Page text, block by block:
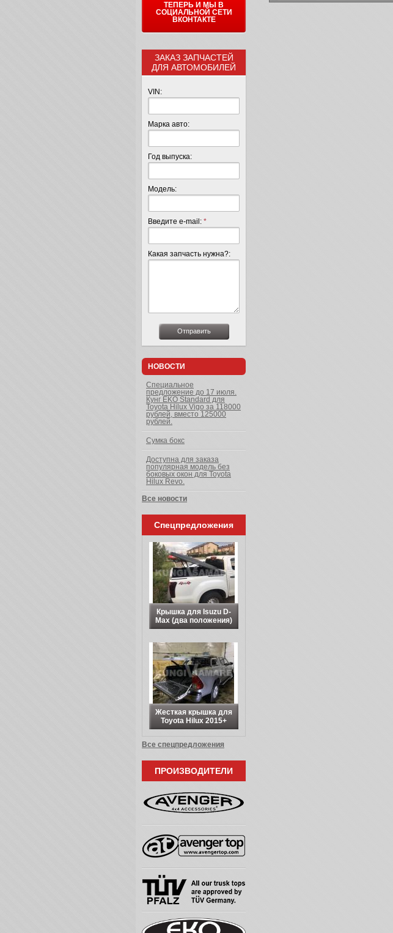
ТЕПЕРЬ И МЫ В
СОЦИАЛЬНОЙ СЕТИ
ВКОНТАКТЕ
ЗАКАЗ ЗАПЧАСТЕЙ
ДЛЯ АВТОМОБИЛЕЙ
VIN:
Марка авто:
Год выпуска:
Модель:
Введите e-mail: *
Какая запчасть нужна?:
НОВОСТИ
Специальное
предложение до 17 июля.
Кунг EKO Standard для
Toyota Hilux Vigo за 118000
рублей, вместо 125000
рублей.
Сумка бокс
Доступна для заказа
популярная модель без
боковых окон для Toyota
Hilux Revo.
Все новости
Спецпредложения
Крышка для Isuzu D-
Max (два положения)
Жесткая крышка для
Toyota Hilux 2015+
Все спецпредложения
ПРОИЗВОДИТЕЛИ